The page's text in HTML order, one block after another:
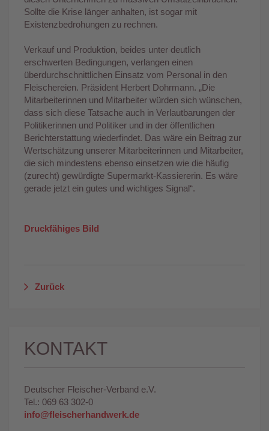
Sollte die Krise länger anhalten, ist sogar mit
Existenzbedrohungen zu rechnen.
Verkauf und Produktion, beides unter deutlich
erschwerten Bedingungen, verlangen einen
überdurchschnittlichen Einsatz vom Personal in den
Fleischereien. Präsident Herbert Dohrmann. „Die
Mitarbeiterinnen und Mitarbeiter würden sich wünschen,
dass sich diese Tatsache auch in Verlautbarungen der
Politikerinnen und Politiker und in der öffentlichen
Berichterstattung wiederfindet. Das wäre ein Beitrag zur
Wertschätzung unserer Mitarbeiterinnen und Mitarbeiter,
die sich mindestens ebenso einsetzen wie die häufig
(zurecht) gewürdigte Supermarkt-Kassiererin. Es wäre
gerade jetzt ein gutes und wichtiges Signal“.
Druckfähiges Bild
Zurück
KONTAKT
Deutscher Fleischer-Verband e.V.
Tel.: 069 63 302-0
info@fleischerhandwerk.de